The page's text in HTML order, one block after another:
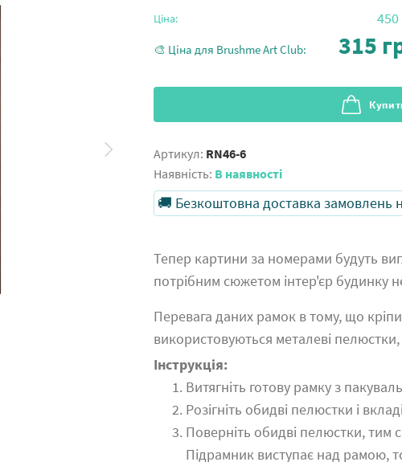
Ціна: 450
🎨 Ціна для Brushme Art Club: 315
Артикул: RN46-6
Наявність: В наявності
🚚 Безкоштовна доставка замовлень
Тепер картини за номерами будуть
потрібним сюжетом інтер'єр будинку
Перевага даних рамок в тому, що
використовуються металеві пелюстки,
Інструкція:
Витягніть готову рамку з
Розігніть обидві пелюстки і
Поверніть обидві пелюстки, тим
Підрамник виступає над рамою,